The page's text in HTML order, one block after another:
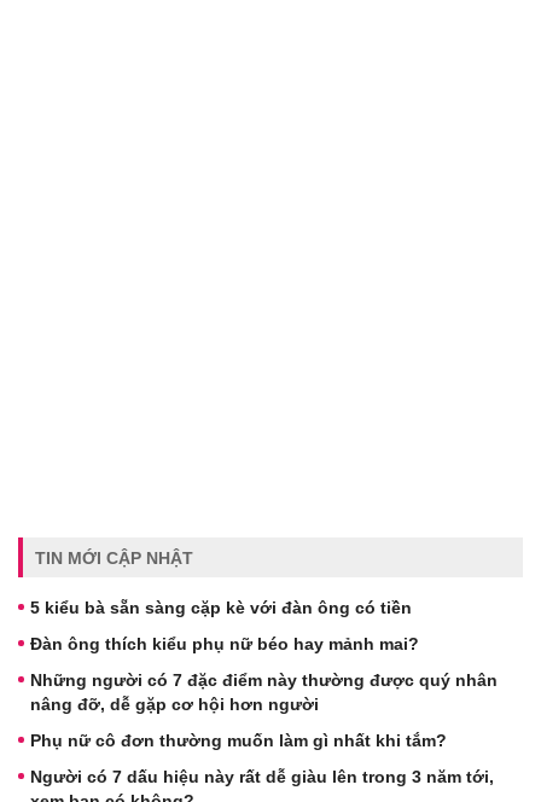
TIN MỚI CẬP NHẬT
5 kiểu bà sẵn sàng cặp kè với đàn ông có tiền
Đàn ông thích kiểu phụ nữ béo hay mảnh mai?
Những người có 7 đặc điểm này thường được quý nhân
nâng đỡ, dễ gặp cơ hội hơn người
Phụ nữ cô đơn thường muốn làm gì nhất khi tắm?
Người có 7 dấu hiệu này rất dễ giàu lên trong 3 năm tới,